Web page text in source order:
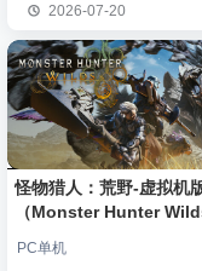
2026-07-20
怪物猎人：荒野-虚拟机
（Monster Hunter
PC单机